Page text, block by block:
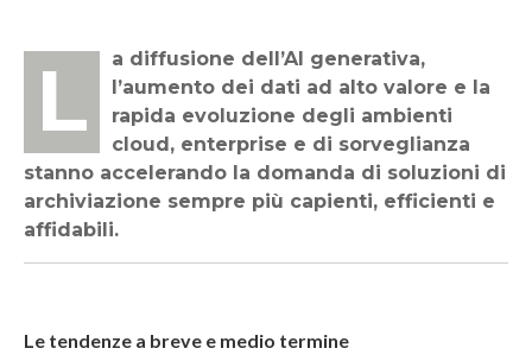
La diffusione dell’AI generativa,
l’aumento dei dati ad alto valore e la
rapida evoluzione degli ambienti
cloud, enterprise e di sorveglianza
stanno accelerando la domanda di soluzioni di
archiviazione sempre più capienti, efficienti e
affidabili.
Le tendenze a breve e medio termine